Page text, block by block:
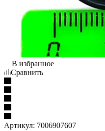
В избранное
Сравнить
Артикул: 7006907607